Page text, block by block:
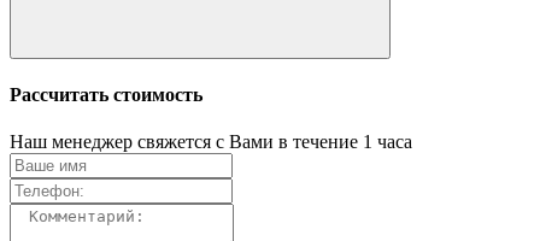
Рассчитать стоимость
Наш менеджер свяжется с Вами в течение 1 часа